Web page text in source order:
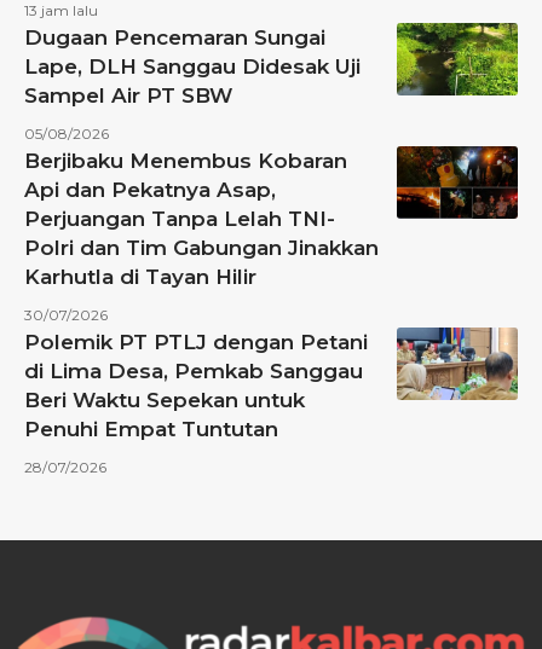
13 jam lalu
Dugaan Pencemaran Sungai
Lape, DLH Sanggau Didesak Uji
Sampel Air PT SBW
05/08/2026
Berjibaku Menembus Kobaran
Api dan Pekatnya Asap,
Perjuangan Tanpa Lelah TNI-
Polri dan Tim Gabungan Jinakkan
Karhutla di Tayan Hilir
30/07/2026
Polemik PT PTLJ dengan Petani
di Lima Desa, Pemkab Sanggau
Beri Waktu Sepekan untuk
Penuhi Empat Tuntutan
28/07/2026